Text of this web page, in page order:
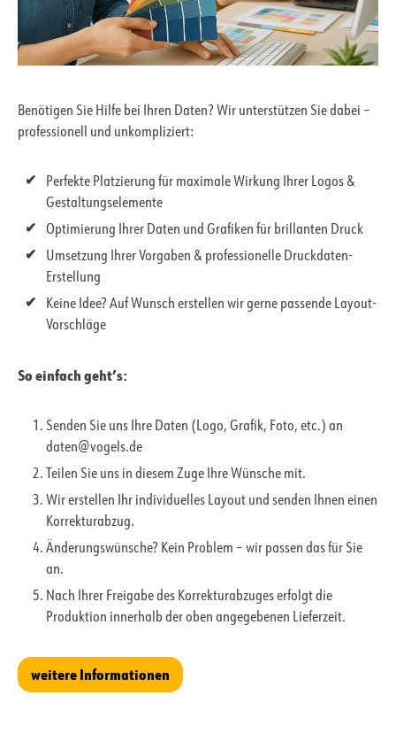
Benötigen Sie Hilfe bei Ihren Daten? Wir unterstützen Sie dabei –
professionell und unkompliziert:
Perfekte Platzierung für maximale Wirkung Ihrer Logos &
Gestaltungselemente
Optimierung Ihrer Daten und Grafiken für brillanten Druck
Umsetzung Ihrer Vorgaben & professionelle Druckdaten-
Erstellung
Keine Idee? Auf Wunsch erstellen wir gerne passende Layout-
Vorschläge
So einfach geht’s:
Senden Sie uns Ihre Daten (Logo, Grafik, Foto, etc.) an
daten@vogels.de
Teilen Sie uns in diesem Zuge Ihre Wünsche mit.
Wir erstellen Ihr individuelles Layout und senden Ihnen einen
Korrekturabzug.
Änderungswünsche? Kein Problem – wir passen das für Sie
an.
Nach Ihrer Freigabe des Korrekturabzuges erfolgt die
Produktion innerhalb der oben angegebenen Lieferzeit.
weitere Informationen